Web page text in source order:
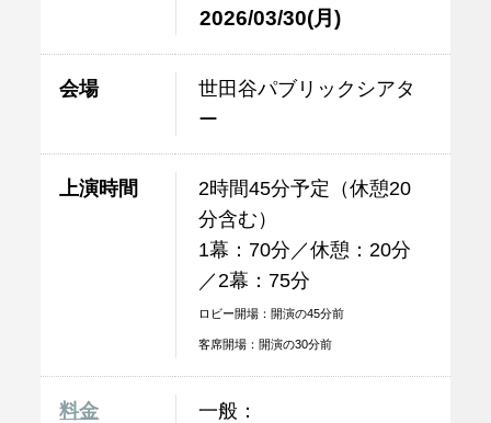
2026/03/30(月)
会場
世田谷パブリックシアタ
ー
上演時間
2時間45分予定（休憩20
分含む）
1幕：70分／休憩：20分
／2幕：75分
ロビー開場：開演の45分前
客席開場：開演の30分前
料金
一般：